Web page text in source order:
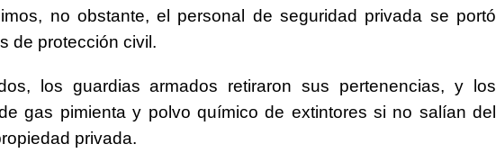
no obstante, el personal de seguridad privada se portó
de protección civil.
los guardias armados retiraron sus pertenencias, y los
gas pimienta y polvo químico de extintores si no salían del
privada.